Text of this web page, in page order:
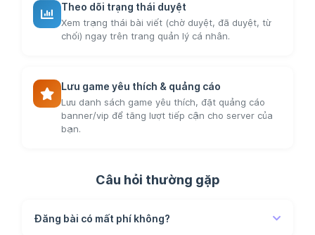
Theo dõi trạng thái duyệt
Xem trạng thái bài viết (chờ duyệt, đã duyệt, từ
chối) ngay trên trang quản lý cá nhân.
Lưu game yêu thích & quảng cáo
Lưu danh sách game yêu thích, đặt quảng cáo
banner/vip để tăng lượt tiếp cận cho server của
bạn.
Câu hỏi thường gặp
Đăng bài có mất phí không?